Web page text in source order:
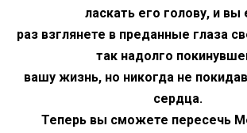
ласкать его голову, и
раз взглянете в преданные глаза
так надолго
вашу жизнь, но никогда не
сердца.
Теперь вы сможете пересечь